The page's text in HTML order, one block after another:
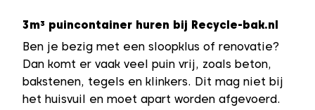
3m³ puincontainer huren bij Recycle-bak.nl
Ben je bezig met een sloopklus of renovatie?
Dan komt er vaak veel puin vrij, zoals beton,
bakstenen, tegels en klinkers. Dit mag niet bij
het huisvuil en moet apart worden afgevoerd.